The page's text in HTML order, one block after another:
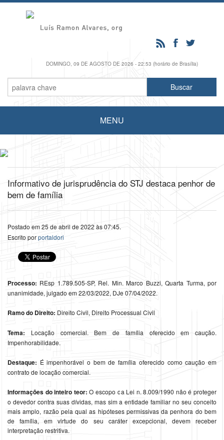
DOMINGO, 09 DE AGOSTO DE 2026 - 22:53 (horário de Brasília)
MENU
Informativo de jurisprudência do STJ destaca penhor de
bem de família
Postado em 25 de abril de 2022 às 07:45.
Escrito porportaldori
Processo: REsp 1.789.505-SP, Rel. Min. Marco Buzzi, Quarta Turma, por
unanimidade, julgado em 22/03/2022, DJe 07/04/2022.
Ramo do Direito: Direito Civil, Direito Processual Civil
Tema: Locação comercial. Bem de família oferecido em caução.
Impenhorabilidade.
Destaque: É impenhorável o bem de família oferecido como caução em
contrato de locação comercial.
Informações do inteiro teor: O escopo da Lei n. 8.009/1990 não é proteger
o devedor contra suas dívidas, mas sim a entidade familiar no seu conceito
mais amplo, razão pela qual as hipóteses permissivas da penhora do bem
de família, em virtude do seu caráter excepcional, devem receber
interpretação restritiva.